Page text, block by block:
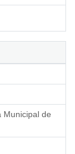
Municipal de